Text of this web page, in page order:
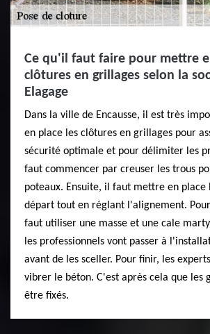
Ce qu'il faut faire pour mettre
clôtures en grillages selon la
Elagage
Dans la ville de Encausse, il est très
en place les clôtures en grillages pour
sécurité optimale et pour délimiter les
faut commencer par creuser les trous
poteaux. Ensuite, il faut mettre en place
départ tout en réglant l'alignement.
faut utiliser une masse et une cale
les professionnels vont passer à
avant de les sceller. Pour finir, les
vibrer le béton. C'est après cela que les
être fixés.